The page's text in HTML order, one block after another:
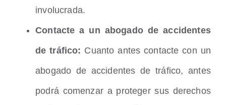
involucrada.
Contacte a un abogado de accidentes
de tráfico: Cuanto antes contacte con un
abogado de accidentes de tráfico, antes
podrá comenzar a proteger sus derechos